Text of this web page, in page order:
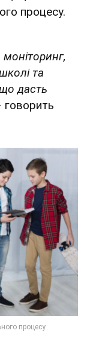
процесу.
та
дасть
говорить